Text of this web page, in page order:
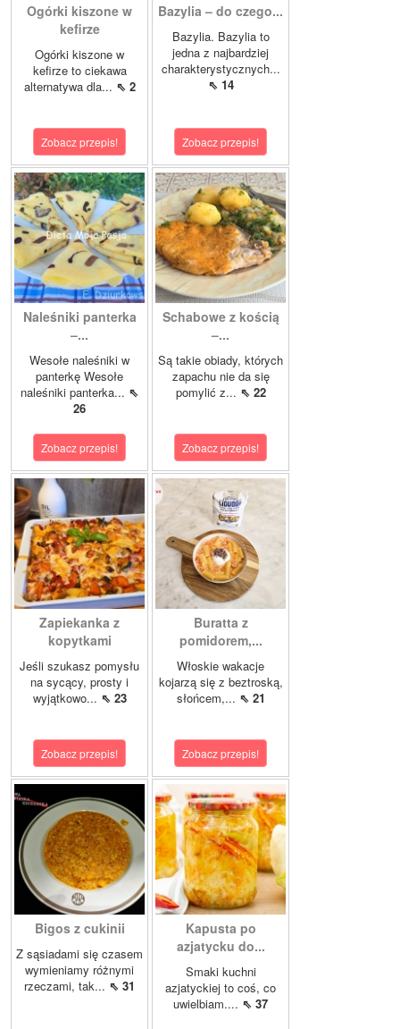
Ogórki kiszone w
kefirze
Ogórki kiszone w
kefirze to ciekawa
alternatywa dla... ⇖ 2
Zobacz przepis!
Bazylia – do czego...
Bazylia. Bazylia to
jedna z najbardziej
charakterystycznych...
⇖ 14
Zobacz przepis!
Naleśniki panterka
–...
Wesołe naleśniki w
panterkę Wesołe
naleśniki panterka... ⇖
26
Zobacz przepis!
Schabowe z kością
–...
Są takie obiady, których
zapachu nie da się
pomylić z... ⇖ 22
Zobacz przepis!
Zapiekanka z
kopytkami
Jeśli szukasz pomysłu
na sycący, prosty i
wyjątkowo... ⇖ 23
Zobacz przepis!
Buratta z
pomidorem,...
Włoskie wakacje
kojarzą się z beztroską,
słońcem,... ⇖ 21
Zobacz przepis!
Bigos z cukinii
Z sąsiadami się czasem
wymieniamy różnymi
rzeczami, tak... ⇖ 31
Kapusta po
azjatycku do...
Smaki kuchni
azjatyckiej to coś, co
uwielbiam.... ⇖ 37